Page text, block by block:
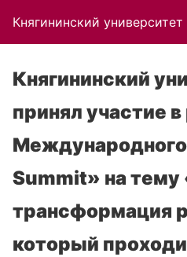
Княгининский университет
Княгининский
принял участие
Summit» на
трансформация
который